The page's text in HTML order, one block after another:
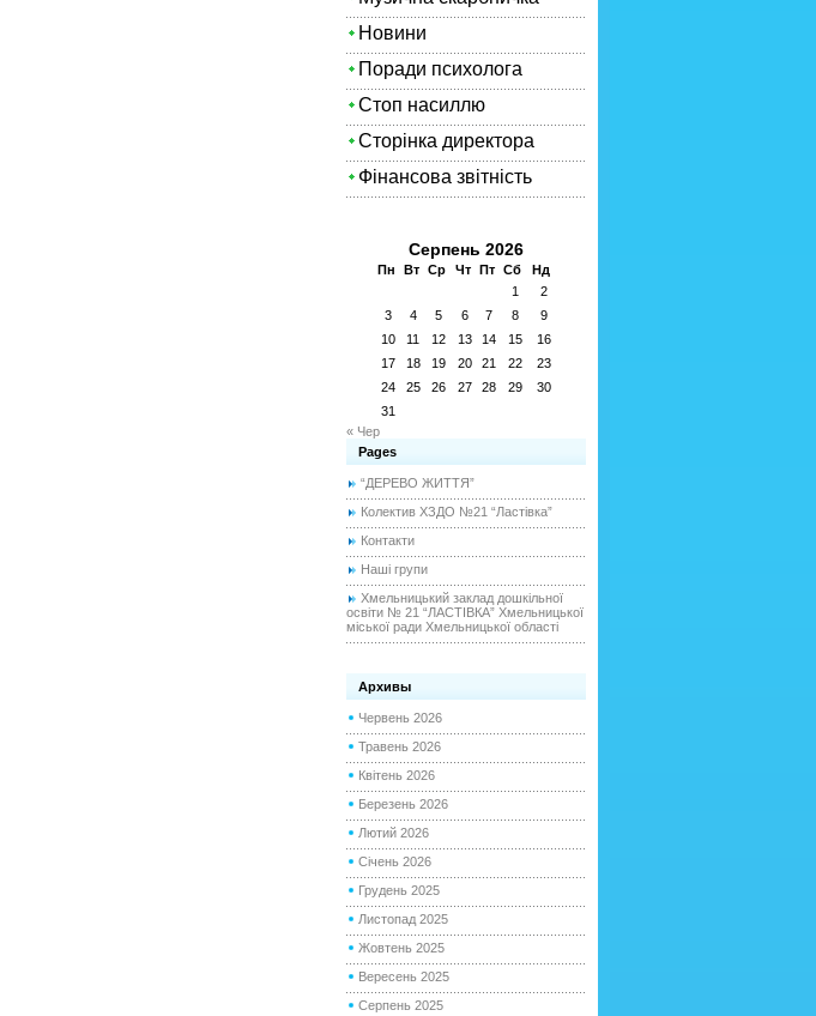
Новини
Поради психолога
Стоп насиллю
Сторінка директора
Фінансова звітність
Серпень 2026
Пн Вт Ср Чт Пт Сб
Нд
1
2
3
4 5 6 7 8
9
10
11 12 13 14 15
16
17
18 19 20 21 22
23
24
25 26 27 28 29
30
31
« Чер
Pages
“ДЕРЕВО ЖИТТЯ”
Колектив ХЗДО №21 “Ластівка”
Контакти
Наші групи
Хмельницький заклад дошкільної
освіти № 21 “ЛАСТІВКА” Хмельницької
міської ради Хмельницької області
Архивы
Червень 2026
Травень 2026
Квітень 2026
Березень 2026
Лютий 2026
Січень 2026
Грудень 2025
Листопад 2025
Жовтень 2025
Вересень 2025
Серпень 2025